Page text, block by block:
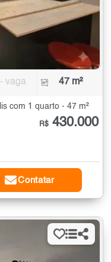
- vaga 47 m²
com 1 quarto - 47 m²
R$ 430.000
Contatar